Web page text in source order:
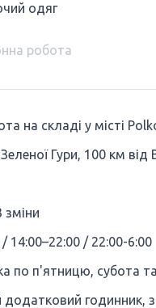
одяг
робота
на складі у місті
Гури, 100 км від
зміни
/ 14:00–22:00 / 22:00-6:00
по п'ятницю, субота
годинник,